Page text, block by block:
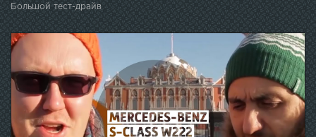
Большой тест-драйв